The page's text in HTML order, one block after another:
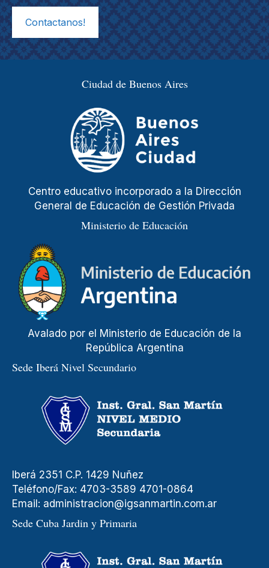
Contactanos!
Ciudad de Buenos Aires
Centro educativo incorporado a la Dirección
General de Educación de Gestión Privada
Ministerio de Educación
Avalado por el Ministerio de Educación de la
República Argentina
Sede Iberá Nivel Secundario
Iberá 2351 C.P. 1429 Nuñez
Teléfono/Fax: 4703-3589 4701-0864
Email: administracion@igsanmartin.com.ar
Sede Cuba Jardin y Primaria